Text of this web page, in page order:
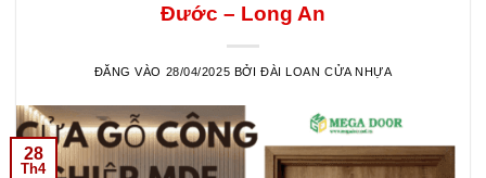
Đước – Long An
ĐĂNG VÀO 28/04/2025 BỞI ĐÀI LOAN CỬA NHỰA
28
Th4